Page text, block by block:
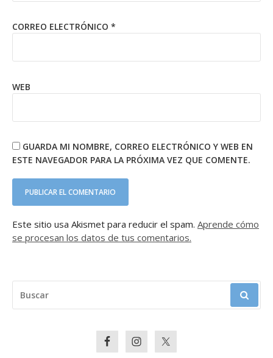
CORREO ELECTRÓNICO *
WEB
GUARDA MI NOMBRE, CORREO ELECTRÓNICO Y WEB EN
ESTE NAVEGADOR PARA LA PRÓXIMA VEZ QUE COMENTE.
Este sitio usa Akismet para reducir el spam. Aprende cómo
se procesan los datos de tus comentarios.